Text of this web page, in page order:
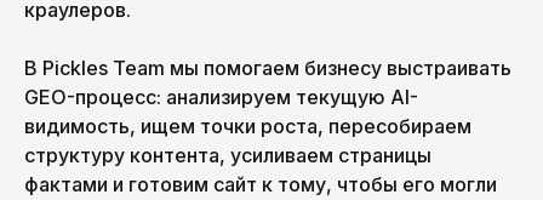
краулеров.
В Pickles Team мы помогаем бизнесу выстраивать
GEO-процесс: анализируем текущую AI-
видимость, ищем точки роста, пересобираем
структуру контента, усиливаем страницы
фактами и готовим сайт к тому, чтобы его могли